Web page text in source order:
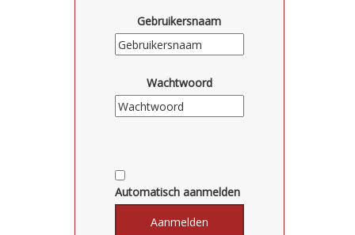
Gebruikersnaam
Wachtwoord
Automatisch aanmelden